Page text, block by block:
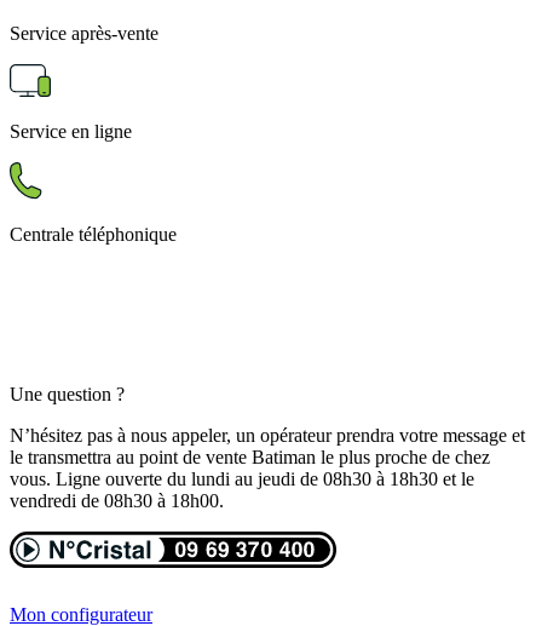
Service après-vente
Service en ligne
Centrale téléphonique
Une question ?
N’hésitez pas à nous appeler, un opérateur prendra votre message et
le transmettra au point de vente Batiman le plus proche de chez
vous. Ligne ouverte du lundi au jeudi de 08h30 à 18h30 et le
vendredi de 08h30 à 18h00.
Mon configurateur